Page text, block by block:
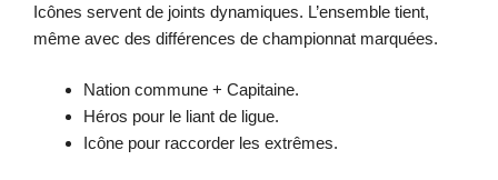
Icônes servent de joints dynamiques. L’ensemble tient,
même avec des différences de championnat marquées.
Nation commune + Capitaine.
Héros pour le liant de ligue.
Icône pour raccorder les extrêmes.